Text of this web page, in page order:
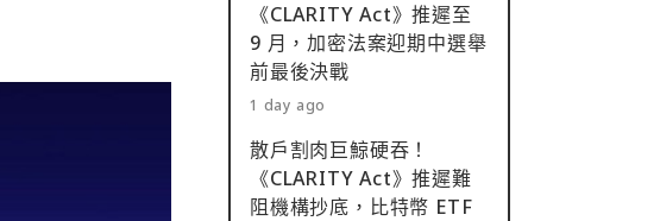
《CLARITY Act》推遲至
9 月，加密法案迎期中選舉
前最後決戰
1 day ago
散戶割肉巨鯨硬吞！
《CLARITY Act》推遲難
阻機構抄底，比特幣 ETF